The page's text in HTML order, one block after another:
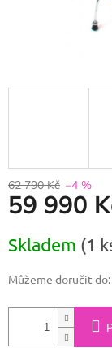
62 790 Kč –4 %
59 990
cena:
Skladem (1
Můžeme doručit do: